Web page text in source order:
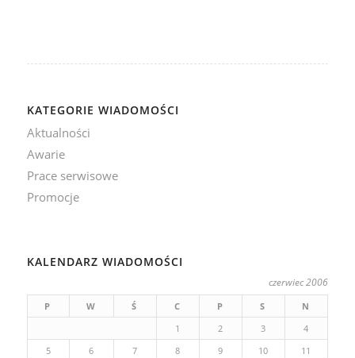
KATEGORIE WIADOMOŚCI
Aktualności
Awarie
Prace serwisowe
Promocje
KALENDARZ WIADOMOŚCI
czerwiec 2006
P W Ś C P S
N
1
2 3
4
5
6 7 8 9 10
11